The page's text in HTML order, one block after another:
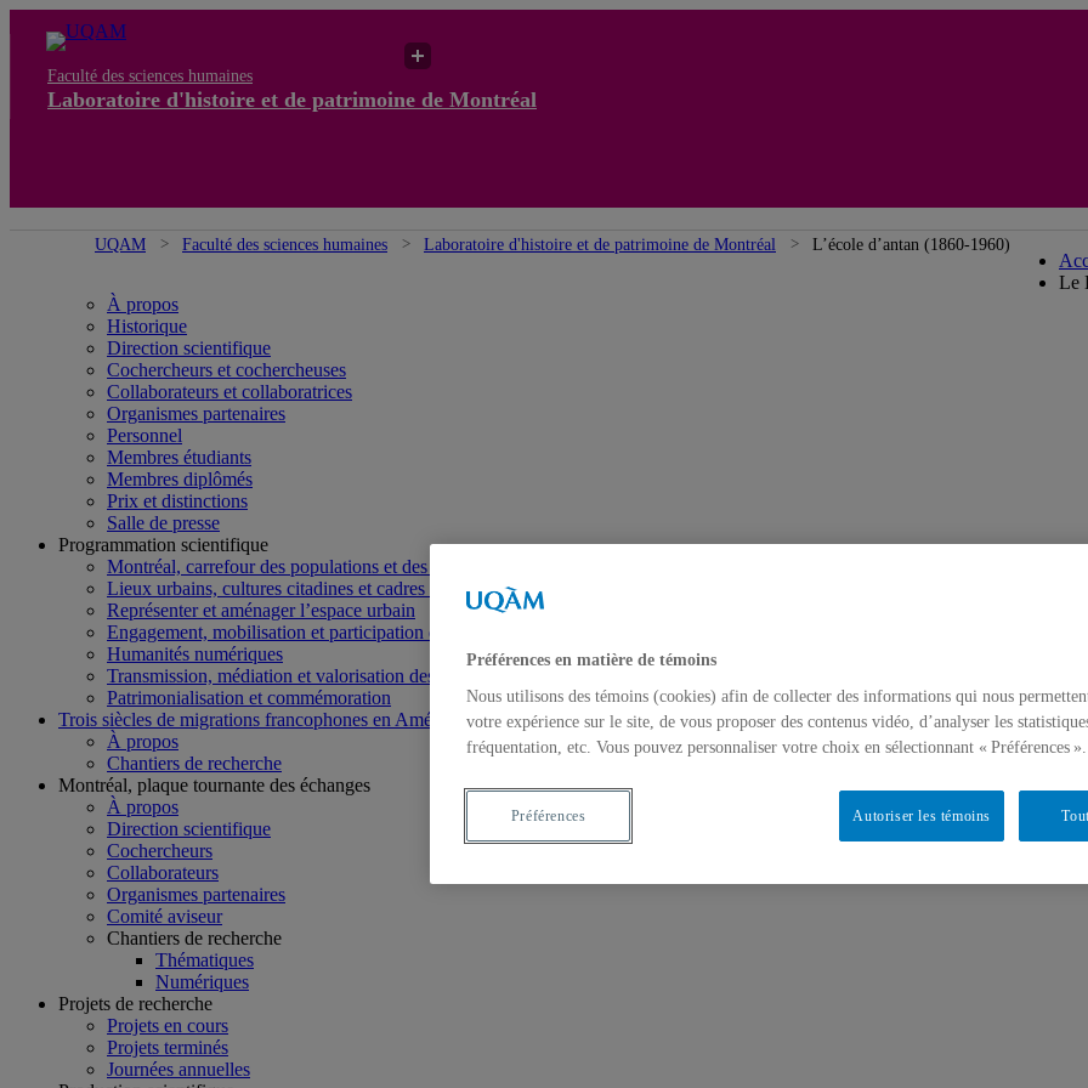
Faculté des sciences humaines
Laboratoire d'histoire et de patrimoine de Montréal
UQAM Faculté des sciences humaines Laboratoire d'histoire et de patrimoine de Montréal L’école d’antan (1860-1960)
Le
À propos
Historique
Direction scientifique
Cochercheurs et cochercheuses
Collaborateurs et collaboratrices
Organismes partenaires
Personnel
Membres étudiants
Membres diplômés
Prix et distinctions
Salle de presse
Programmation scientifique
Montréal, carrefour des populations et des échanges
Lieux urbains, cultures citadines et cadres de vie
Représenter et aménager l’espace urbain
Engagement, mobilisation et participation dans la cité
Humanités numériques
Transmission, médiation et valorisation des savoirs
Patrimonialisation et commémoration
Trois siècles de migrations francophones en Amérique du Nord (1640-1940)
À propos
Chantiers de recherche
Montréal, plaque tournante des échanges
À propos
Direction scientifique
Cochercheurs
Collaborateurs
Organismes partenaires
Comité aviseur
Chantiers de recherche
Thématiques
Numériques
Projets de recherche
Projets en cours
Projets terminés
Journées annuelles
Préférences en matière de témoins
Nous utilisons des témoins (cookies) afin de collecter des informations qui nous
votre expérience sur le site, de vous proposer des contenus vidéo, d’analyser les
fréquentation, etc. Vous pouvez personnaliser votre choix en sélectionnant « Préférences ».
Autoriser les témoins
Préférences